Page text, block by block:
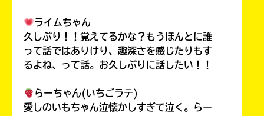
ライムちゃん
久しぶり！！覚えてるかな？もうほんとに誰
って話ではありけり、趣深さを感じたりもす
るよね、って話。お久しぶりに話したい！！
らーちゃん(いちごラテ)
愛しのいもちゃん泣懐かしすぎて泣く。らー